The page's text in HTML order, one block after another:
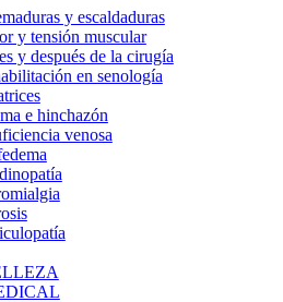
y escaldaduras
y tensión muscular
y después de la cirugía
en senología
e hinchazón
venosa